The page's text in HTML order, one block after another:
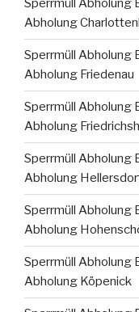
Sperrmüll Abholung
Abholung
Sperrmüll Abholung
Abholung Friedenau
Sperrmüll Abholung
Abholung
Sperrmüll Abholung
Abholung
Sperrmüll Abholung
Abholung
Sperrmüll Abholung
Abholung Köpenick